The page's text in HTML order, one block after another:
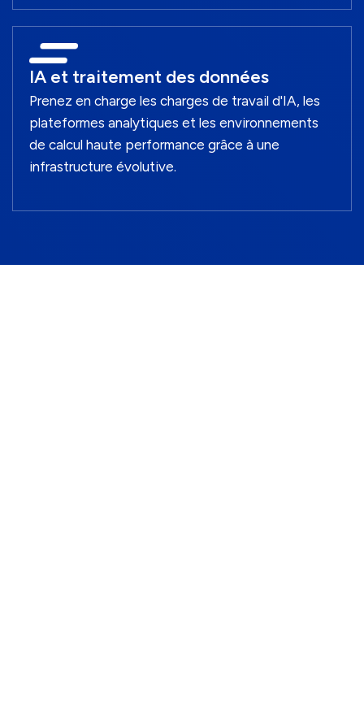
IA et traitement des données
Prenez en charge les charges de travail d'IA, les
plateformes analytiques et les environnements
de calcul haute performance grâce à une
infrastructure évolutive.